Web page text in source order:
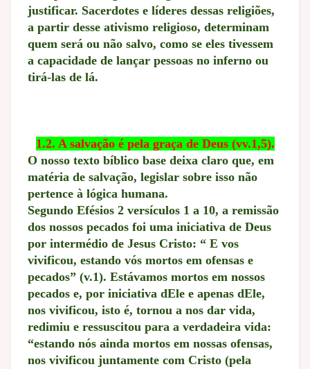
justificar. Sacerdotes e líderes dessas religiões,
a partir desse ativismo religioso, determinam
quem será ou não salvo, como se eles tivessem
a capacidade de lançar pessoas no inferno ou
tirá-las de lá.
1.2. A salvação é pela graça de Deus (vv.1,5).
O nosso texto bíblico base deixa claro que, em
matéria de salvação, legislar sobre isso não
pertence à lógica humana.
Segundo Efésios 2 versículos 1 a 10, a remissão
dos nossos pecados foi uma iniciativa de Deus
por intermédio de Jesus Cristo: “ E vos
vivificou, estando vós mortos em ofensas e
pecados” (v.1). Estávamos mortos em nossos
pecados e, por iniciativa dEle e apenas dEle,
nos vivificou, isto é, tornou a nos dar vida,
redimiu e ressuscitou para a verdadeira vida:
“estando nós ainda mortos em nossas ofensas,
nos vivificou juntamente com Cristo (pela